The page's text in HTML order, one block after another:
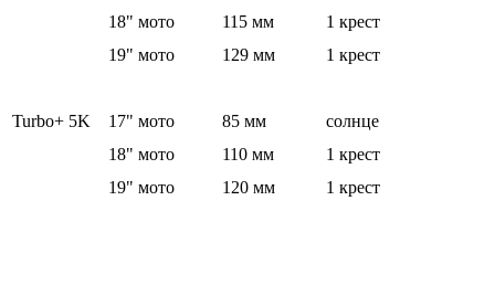
18" мото
115 мм
1 крест
19" мото
129 мм 1 крест
Turbo+ 5K 17" мото 85 мм
солнце
18" мото
110 мм
1 крест
19" мото
120 мм 1 крест